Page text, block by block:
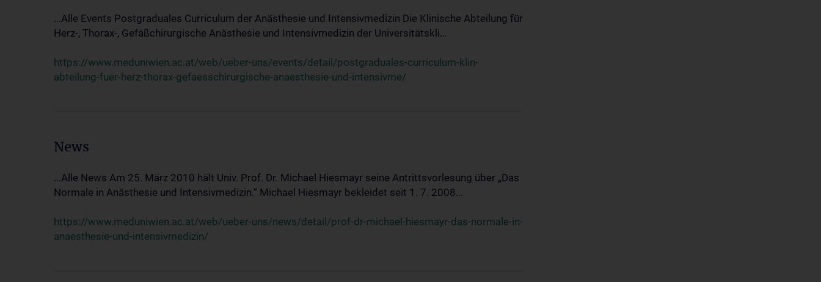
...Alle Events Postgraduales Curriculum der Anästhesie und Intensivmedizin Die Klinische Abteilung für
Herz-, Thorax-, Gefäßchirurgische Anästhesie und Intensivmedizin der Universitätskli...
https://www.meduniwien.ac.at/web/ueber-uns/events/detail/postgraduales-curriculum-klin-
abteilung-fuer-herz-thorax-gefaesschirurgische-anaesthesie-und-intensivme/
News
...Alle News Am 25. März 2010 hält Univ. Prof. Dr. Michael Hiesmayr seine Antrittsvorlesung über „Das
Normale in Anästhesie und Intensivmedizin.“ Michael Hiesmayr bekleidet seit 1. 7. 2008...
https://www.meduniwien.ac.at/web/ueber-uns/news/detail/prof-dr-michael-hiesmayr-das-normale-in-
anaesthesie-und-intensivmedizin/